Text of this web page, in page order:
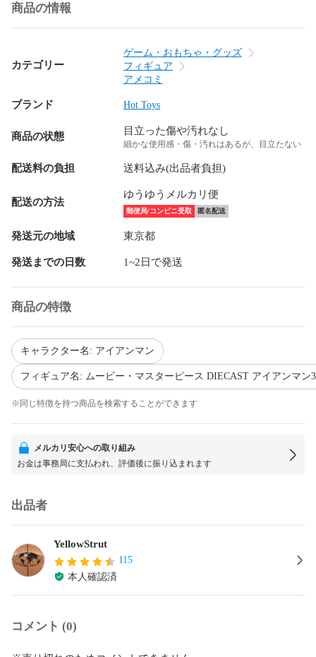
商品の情報
カテゴリー
ゲーム・おもちゃ・グッズ
フィギュア
アメコミ
ブランド Hot Toys
商品の状態 目立った傷や汚れなし
細かな使用感・傷・汚れはあるが、目立たない
配送料の負担 送料込み(出品者負担)
配送の方法
ゆうゆうメルカリ便
郵便局/コンビニ受取 匿名配送
発送元の地域 東京都
発送までの日数 1~2日で発送
商品の特徴
キャラクター名: アイアンマン
フィギュア名: ムービー・マスターピース DIECAST アイアンマン
※同じ特徴を持つ商品を検索することができます
メルカリ安心への取り組み
お金は事務局に支払われ、評価後に振り込まれます
出品者
YellowStrut
115
本人確認済
コメント (0)